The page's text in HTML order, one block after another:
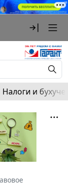
Налоги и